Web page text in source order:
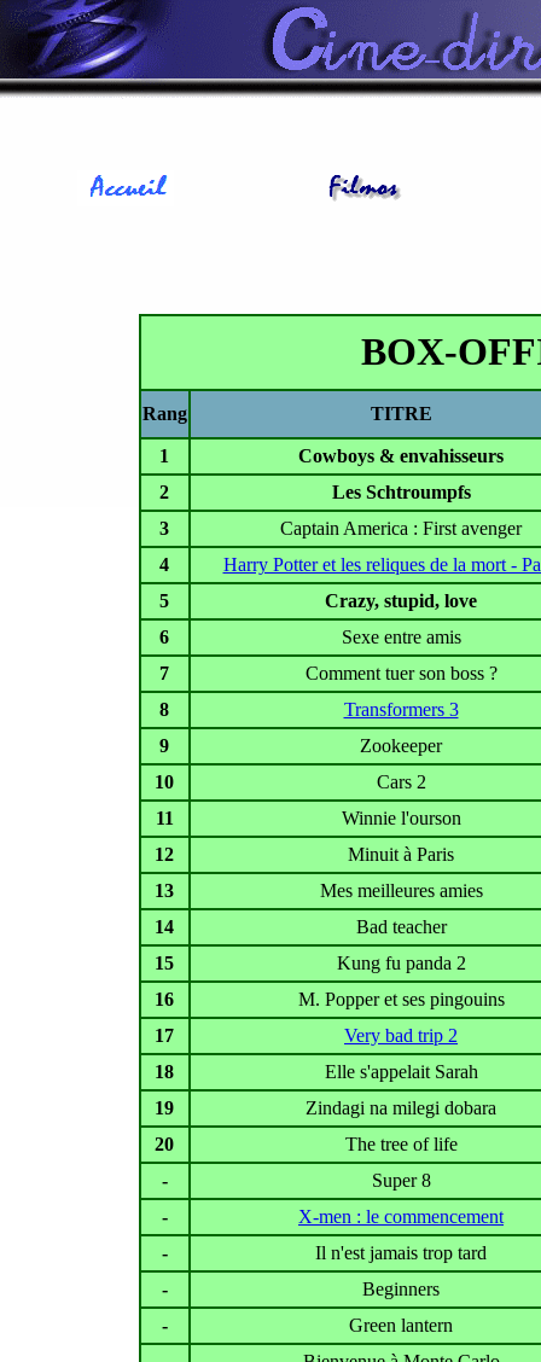
BOX-
Rang TITRE
1
Cowboys & envahisseurs
2
Les Schtroumpfs
3
Captain America : First avenger
4
Harry Potter et les reliques de la mort -
5
Crazy, stupid, love
6
Sexe entre amis
7
Comment tuer son boss ?
8
Transformers 3
9
Zookeeper
10
Cars 2
11
Winnie l'ourson
12
Minuit à Paris
13
Mes meilleures amies
14
Bad teacher
15
Kung fu panda 2
16
M. Popper et ses pingouins
17
Very bad trip 2
18
Elle s'appelait Sarah
19
Zindagi na milegi dobara
20
The tree of life
-
Super 8
-
X-men : le commencement
-
Il n'est jamais trop tard
-
Beginners
-
Green lantern